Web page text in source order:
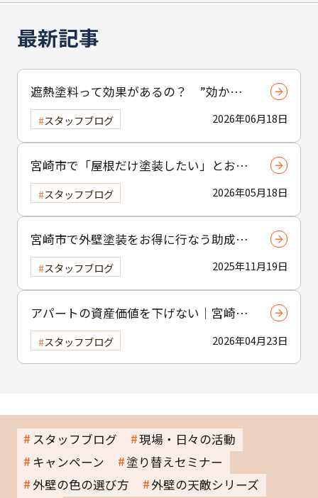
最新記事
遮熱塗料って効果があるの？ ”効かな
い”と言われる理由と正しい使い方 2026年06月18日
スタッフブログ
宮崎市で「屋根だけ塗装したい」とお考
えの方へ｜小工事・雨樋交換だけでも大
歓迎！
2026年05月18日
スタッフブログ
宮崎市で外壁塗装をお得に行なう助成金
制度の活用方法
2025年11月19日
スタッフブログ
アパートの資産価値を下げない｜宮崎市
の賃貸物件塗装のポイント
2026年04月23日
スタッフブログ
スタッフブログ
現場・日々の活動
キャンペーン
塗り替えセミナー
外壁の色の選び方
外壁の天敵シリーズ